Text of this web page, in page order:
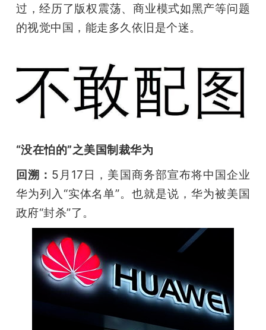
过，经历了版权震荡、商业模式如黑产等问题
的视觉中国，能走多久依旧是个迷。
“没在怕的”之美国制裁华为
回溯： 5月17日，美国商务部宣布将中国企业
华为列入“实体名单”。也就是说，华为被美国
政府“封杀”了。